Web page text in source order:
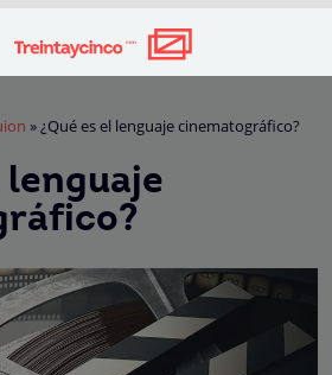
»¿Qué es el lenguaje cinematográfico?
lenguaje